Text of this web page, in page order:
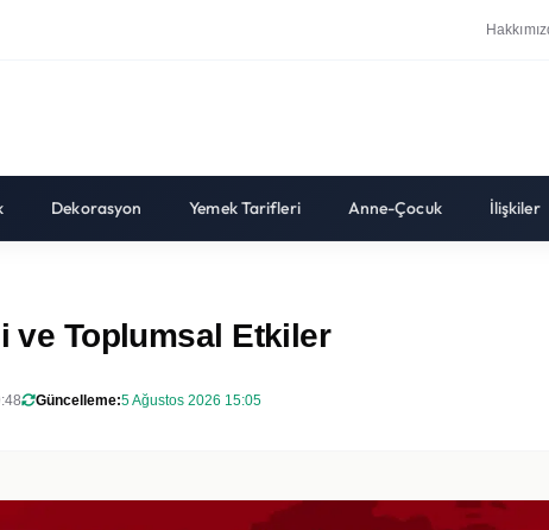
Dekorasyon Yemek Tarifleri Anne-Çocuk İlişkiler
ve Toplumsal Etkiler
Güncelleme:5 Ağustos 2026 15:05